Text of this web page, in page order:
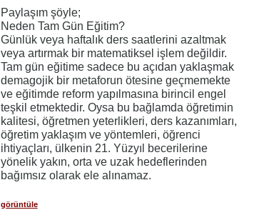
Paylaşım şöyle;
Neden Tam Gün Eğitim?
Günlük veya haftalık ders saatlerini azaltmak
veya artırmak bir matematiksel işlem değildir.
Tam gün eğitime sadece bu açıdan yaklaşmak
demagojik bir metaforun ötesine geçmemekte
ve eğitimde reform yapılmasına birincil engel
teşkil etmektedir. Oysa bu bağlamda öğretimin
kalitesi, öğretmen yeterlikleri, ders kazanımları,
öğretim yaklaşım ve yöntemleri, öğrenci
ihtiyaçları, ülkenin 21. Yüzyıl becerilerine
yönelik yakın, orta ve uzak hedeflerinden
bağımsız olarak ele alınamaz.
görüntüle